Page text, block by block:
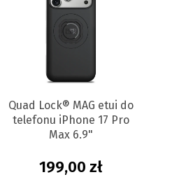
Quad Lock® MAG etui do
telefonu iPhone 17 Pro
Max 6.9"
199,00 zł